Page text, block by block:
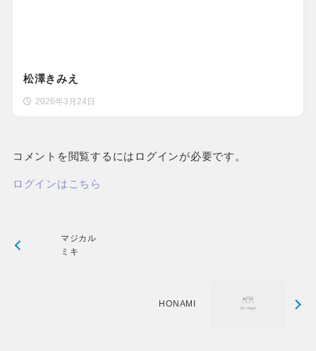
松澤きみえ
2026年3月24日
コメントを閲覧するにはログインが必要です。
ログインはこちら
マジカル
ミキ
HONAMI